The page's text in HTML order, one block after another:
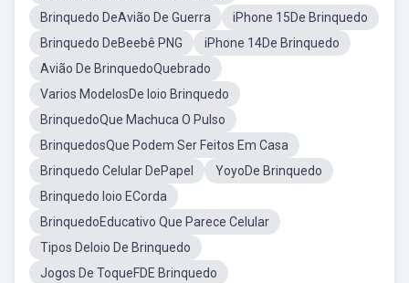
Brinquedo DeAvião De Guerra
iPhone 15De Brinquedo
Brinquedo DeBeebê PNG
iPhone 14De Brinquedo
Avião De BrinquedoQuebrado
Varios ModelosDe Ioio Brinquedo
BrinquedoQue Machuca O Pulso
BrinquedosQue Podem Ser Feitos Em Casa
Brinquedo Celular DePapel
YoyoDe Brinquedo
Brinquedo Ioio ECorda
BrinquedoEducativo Que Parece Celular
Tipos DeIoio De Brinquedo
Jogos De ToqueFDE Brinquedo